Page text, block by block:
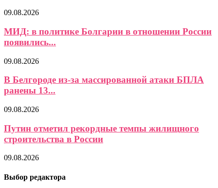
09.08.2026
МИД: в политике Болгарии в отношении России
появились...
09.08.2026
В Белгороде из-за массированной атаки БПЛА
ранены 13...
09.08.2026
Путин отметил рекордные темпы жилищного
строительства в России
09.08.2026
Выбор редактора